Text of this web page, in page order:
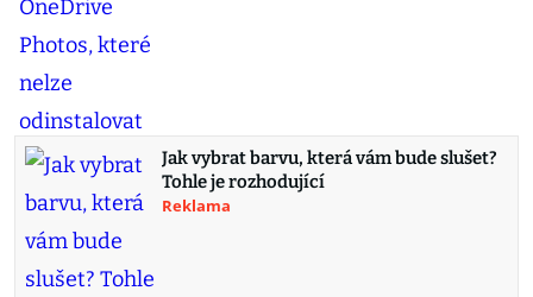
Jak vybrat barvu, která vám bude slušet?
Tohle je rozhodující
Reklama